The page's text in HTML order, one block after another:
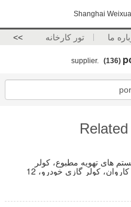
Shanghai
ما تور کارخانه >>
(136)
ولتی، سیستم های تهویه مطبوع، کولر
پارکینگ، کولر RV، DC، کاروان، کولر گازی خودرو، 12